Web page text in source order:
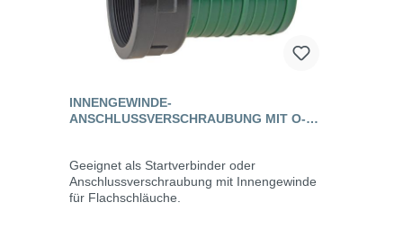
INNENGEWINDE-
ANSCHLUSSVERSCHRAUBUNG MIT O-
Geeignet als Startverbinder oder
Anschlussverschraubung mit Innengewinde
für Flachschläuche.